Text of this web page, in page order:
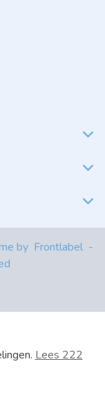
by Frontlabel -
Lees 222